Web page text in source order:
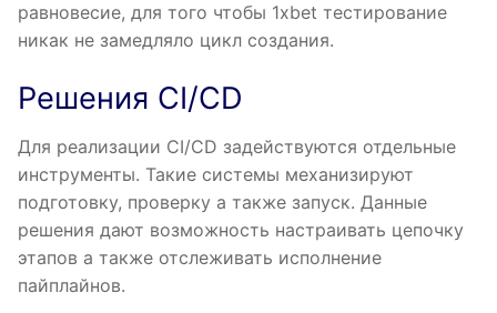
равновесие, для того чтобы 1xbet тестирование
никак не замедляло цикл создания.
Решения CI/CD
Для реализации CI/CD задействуются отдельные
инструменты. Такие системы механизируют
подготовку, проверку а также запуск. Данные
решения дают возможность настраивать цепочку
этапов а также отслеживать исполнение
пайплайнов.